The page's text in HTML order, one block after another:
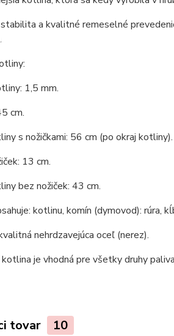
a kvalitné remeselné
1,5 mm.
cm.
s nožičkami: 56 cm (po okraj kotliny).
13 cm.
bez nožiček: 43 cm.
kotlinu, komín (dymovod): rúra,
nehrdzavejúca oceľ (nerez).
je vhodná pre všetky druhy
tovar 10